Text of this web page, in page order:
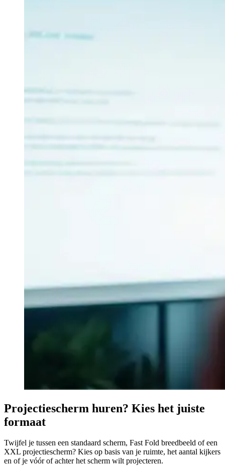
Projectiescherm huren? Kies het juiste
formaat
Twijfel je tussen een standaard scherm, Fast Fold breedbeeld of een
XXL projectiescherm? Kies op basis van je ruimte, het aantal kijkers
en of je vóór of achter het scherm wilt projecteren.